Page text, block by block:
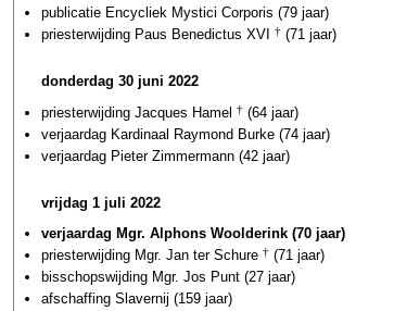
publicatie Encycliek Mystici Corporis (79 jaar)
priesterwijding Paus Benedictus XVI
† (71 jaar)
donderdag 30 juni 2022
priesterwijding Jacques Hamel † (64 jaar)
verjaardag Kardinaal Raymond Burke (74 jaar)
verjaardag Pieter Zimmermann (42 jaar)
vrijdag 1 juli 2022
verjaardag Mgr. Alphons Woolderink (70 jaar)
priesterwijding Mgr. Jan ter Schure † (71 jaar)
bisschopswijding Mgr. Jos Punt (27 jaar)
afschaffing Slavernij (159 jaar)